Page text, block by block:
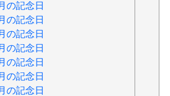
の記念日
の記念日
の記念日
の記念日
の記念日
の記念日
の記念日